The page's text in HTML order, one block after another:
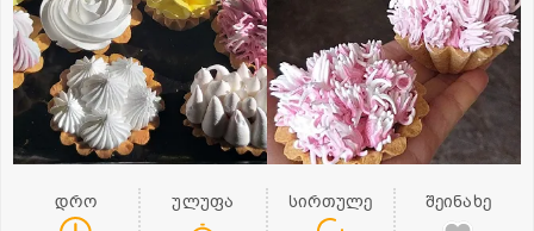
დრო ულუფა სირთულე შეინახე